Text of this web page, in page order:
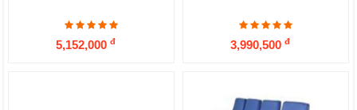
5,152,000 đ 3,990,500 đ